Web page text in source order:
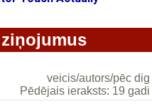
veicis/autors/pēc dig
Pēdējais ieraksts: 19 gadi